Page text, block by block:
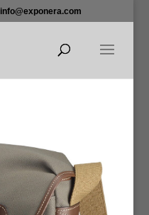
info@exponera.com